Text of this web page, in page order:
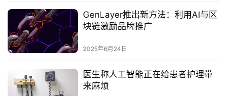
GenLayer推出新方法：利用AI与区
块链激励品牌推广‌
2025年6月24日
医生称人工智能正在给患者护理带
来麻烦